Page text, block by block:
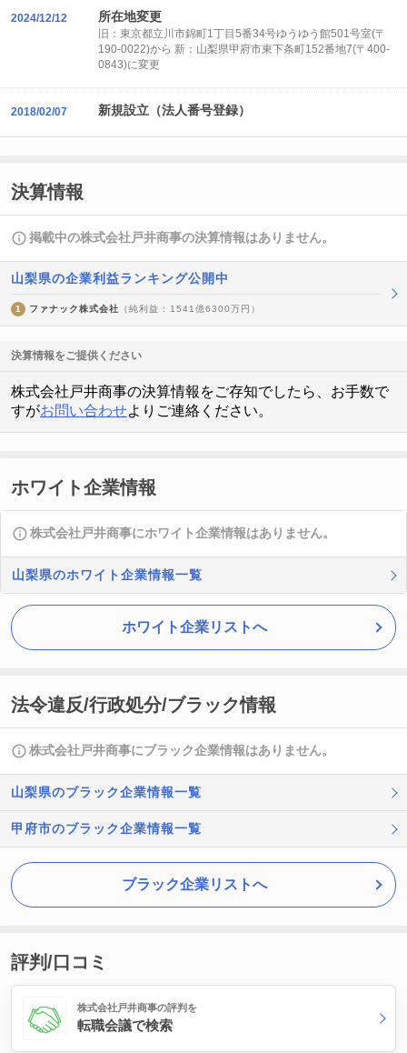
2024/12/12 所在地変更
旧：東京都立川市錦町1丁目5番34号ゆうゆう館501号室(〒
190-0022)から 新：山梨県甲府市東下条町152番地7(〒400-
0843)に変更
2018/02/07 新規設立（法人番号登録）
決算情報
掲載中の株式会社戸井商事の決算情報はありません。
山梨県の企業利益ランキング公開中
1 ファナック株式会社 （純利益 : 1541億6300万円）
決算情報をご提供ください
株式会社戸井商事の決算情報をご存知でしたら、お手数で
すがお問い合わせよりご連絡ください。
ホワイト企業情報
株式会社戸井商事にホワイト企業情報はありません。
山梨県のホワイト企業情報一覧
ホワイト企業リストへ
法令違反/行政処分/ブラック情報
株式会社戸井商事にブラック企業情報はありません。
山梨県のブラック企業情報一覧
甲府市のブラック企業情報一覧
ブラック企業リストへ
評判/口コミ
株式会社戸井商事の評判を
転職会議で検索